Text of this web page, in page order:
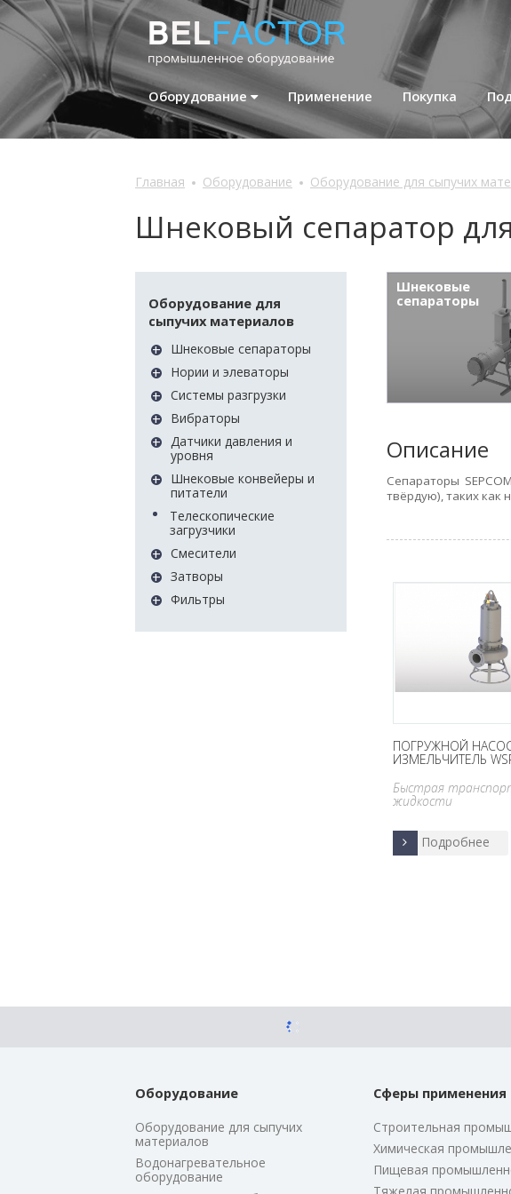
Оборудование Применение Покупка
Главная Оборудование Оборудование для сыпучих
Шнековый сепаратор
Оборудование для
сыпучих материалов
+ Шнековые сепараторы
+ Нории и элеваторы
+ Системы разгрузки
+ Вибраторы
+
Датчики давления и
уровня
+
Шнековые конвейеры и
питатели
Телескопические
загрузчики
+ Смесители
+ Затворы
+ Фильтры
Шнековые
сепараторы
Описание
Сепараторы
твёрдую), таких как
ПОГРУЖНОЙ
ИЗМЕЛЬЧИТЕЛЬ
Быстрая
жидкости
Подробнее
Оборудование
Оборудование для сыпучих
материалов
Водонагревательное
оборудование
Сферы применения
Строительная
Химическая
Пищевая
Тяжелая